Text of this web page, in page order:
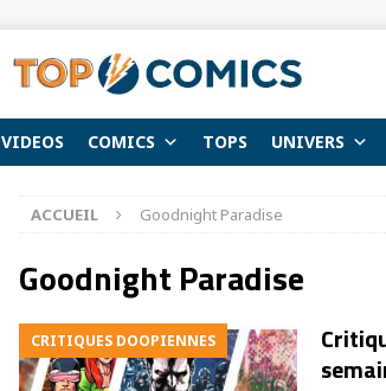
VIDEOS COMICS TOPS UNIVERS
ACCUEIL Goodnight Paradise
Goodnight Paradise
CRITIQUES DOOPIENNES